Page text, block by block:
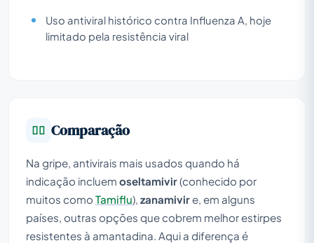
Uso antiviral histórico contra Influenza A, hoje
limitado pela resistência viral
Comparação
Na gripe, antivirais mais usados quando há
indicação incluem oseltamivir(conhecido por
muitos como Tamiflu), zanamivire, em alguns
países, outras opções que cobrem melhor estirpes
resistentes à amantadina. Aqui a diferença é